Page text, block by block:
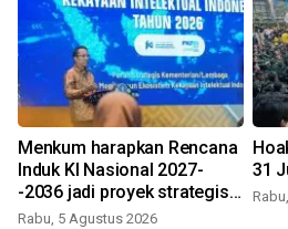
Menkum harapkan Rencana
Induk KI Nasional 2027-
-2036 jadi proyek strategis
nasional
Rabu, 5 Agustus 2026
31